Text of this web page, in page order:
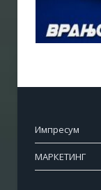
Импресум
МАРКЕТИНГ